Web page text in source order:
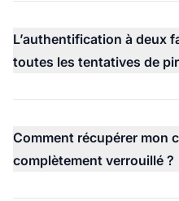
L’authentification à deux
toutes les tentatives de
Comment récupérer mon
complètement verrouillé ?